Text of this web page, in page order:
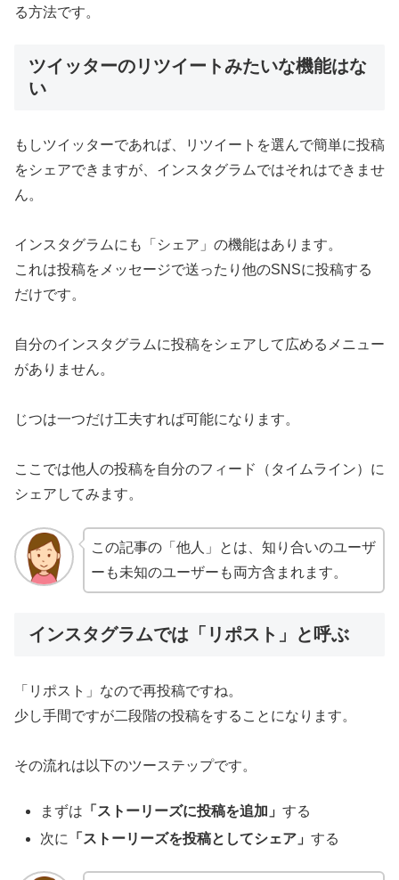
る方法です。
ツイッターのリツイートみたいな機能はな
い
もしツイッターであれば、リツイートを選んで簡単に投稿
をシェアできますが、インスタグラムではそれはできませ
ん。
インスタグラムにも「シェア」の機能はあります。
これは投稿をメッセージで送ったり他のSNSに投稿する
だけです。
自分のインスタグラムに投稿をシェアして広めるメニュー
がありません。
じつは一つだけ工夫すれば可能になります。
ここでは他人の投稿を自分のフィード（タイムライン）に
シェアしてみます。
この記事の「他人」とは、知り合いのユーザ
ーも未知のユーザーも両方含まれます。
インスタグラムでは「リポスト」と呼ぶ
「リポスト」なので再投稿ですね。
少し手間ですが二段階の投稿をすることになります。
その流れは以下のツーステップです。
まずは 「ストーリーズに投稿を追加」する
次に
「ストーリーズを投稿としてシェア」する